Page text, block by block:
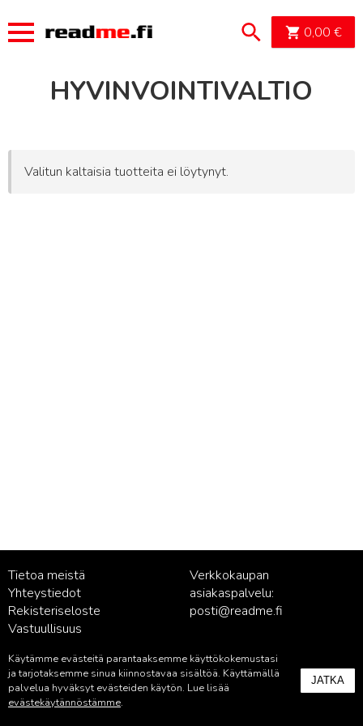
0,00 €
HYVINVOINTIVALTIO
Valitun kaltaisia tuotteita ei löytynyt.
Tietoa meistä
Yhteystiedot
Rekisteriseloste
Vastuullisuus
Verkkokaupan
asiakaspalvelu:
posti@readme.fi
Kustantamon asiakaspalvelu:
palvelu@readme.fi
Käytämme evästeitä parantaaksemme käyttökokemustasi
ja tarjotaksemme sinua kiinnostavaa sisältöä. Käyttämällä
palvelua hyväksyt evästeiden käytön. Lue lisää
evästekäytännöstämme.
JATKA